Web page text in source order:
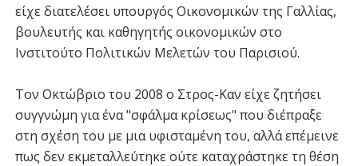
είχε διατελέσει υπουργός Οικονομικών της Γαλλίας,
βουλευτής και καθηγητής οικονομικών στο
Ινστιτούτο Πολιτικών Μελετών του Παρισιού.
Τον Οκτώβριο του 2008 ο Στρος-Καν είχε ζητήσει
συγγνώμη για ένα "σφάλμα κρίσεως" που διέπραξε
στη σχέση του με μια υφισταμένη του, αλλά επέμεινε
πως δεν εκμεταλλεύτηκε ούτε καταχράστηκε τη θέση